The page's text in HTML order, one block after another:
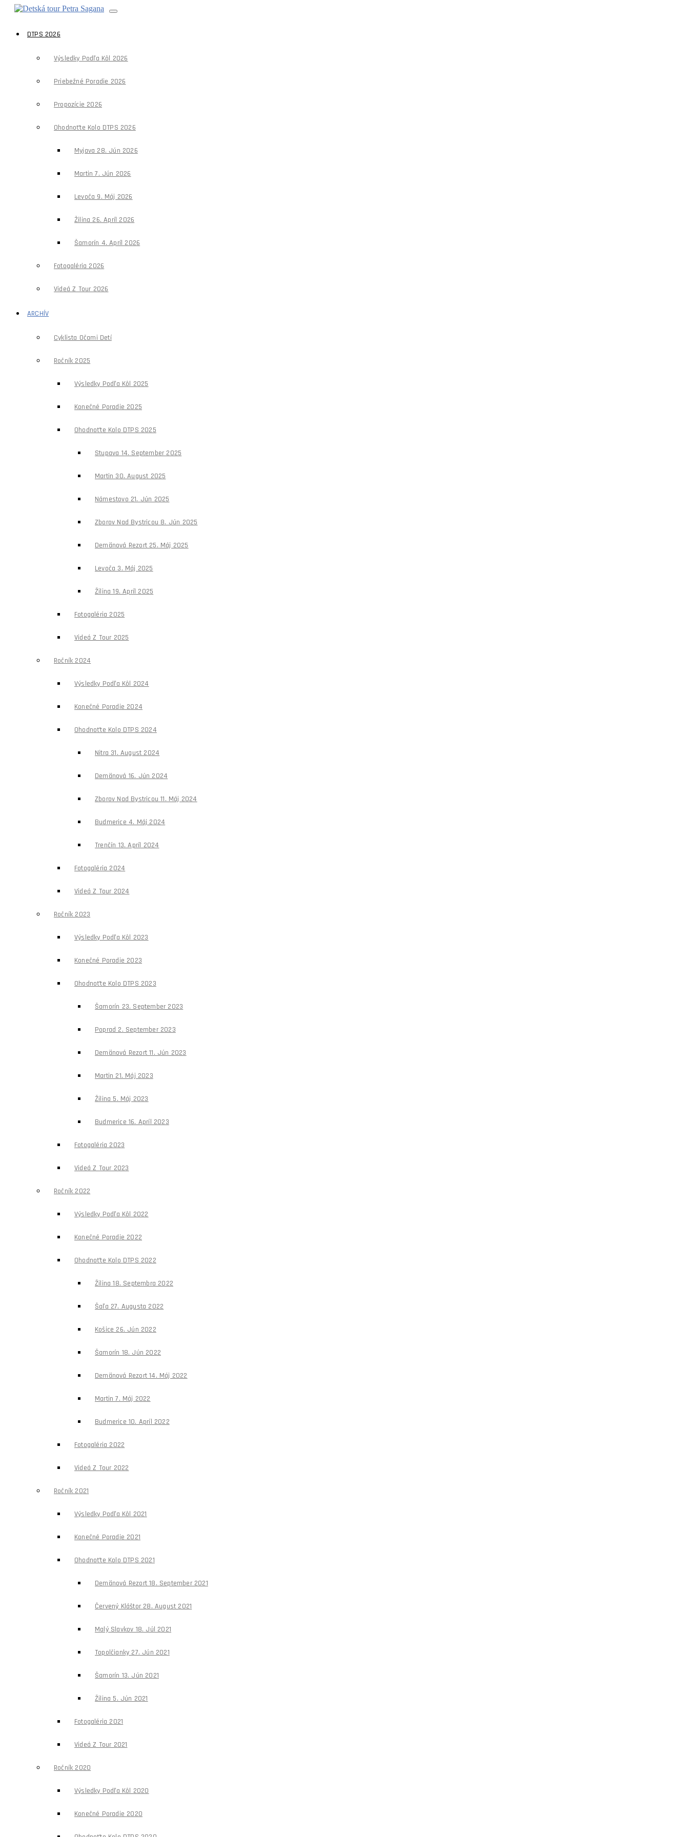
DTPS 2026
Výsledky Podľa Kôl 2026
Priebežné Poradie 2026
Propozície 2026
Ohodnoťte Kolo DTPS 2026
Myjava 28. Jún 2026
Martin 7. Jún 2026
Levoča 9. Máj 2026
Žilina 26. Apríl 2026
Šamorín 4. Apríl 2026
Fotogaléria 2026
Videá Z Tour 2026
ARCHÍV
Cyklista Očami Detí
Ročník 2025
Výsledky Podľa Kôl 2025
Konečné Poradie 2025
Ohodnoťte Kolo DTPS 2025
Stupava 14. September 2025
Martin 30. August 2025
Námestovo 21. Jún 2025
Zborov Nad Bystricou 8. Jún 2025
Demänová Rezort 25. Máj 2025
Levoča 3. Máj 2025
Žilina 19. Apríl 2025
Fotogaléria 2025
Videá Z Tour 2025
Ročník 2024
Výsledky Podľa Kôl 2024
Konečné Poradie 2024
Ohodnoťte Kolo DTPS 2024
Nitra 31. August 2024
Demänová 16. Jún 2024
Zborov Nad Bystricou 11. Máj 2024
Budmerice 4. Máj 2024
Trenčín 13. Apríl 2024
Fotogaléria 2024
Videá Z Tour 2024
Ročník 2023
Výsledky Podľa Kôl 2023
Konečné Poradie 2023
Ohodnoťte Kolo DTPS 2023
Šamorín 23. September 2023
Poprad 2. September 2023
Demänová Rezort 11. Jún 2023
Martin 21. Máj 2023
Žilina 5. Máj 2023
Budmerice 16. Apríl 2023
Fotogaléria 2023
Videá Z Tour 2023
Ročník 2022
Výsledky Podľa Kôl 2022
Konečné Poradie 2022
Ohodnoťte Kolo DTPS 2022
Žilina 18. Septembra 2022
Šaľa 27. Augusta 2022
Košice 26. Jún 2022
Šamorín 18. Jún 2022
Demänová Rezort 14. Máj 2022
Martin 7. Máj 2022
Budmerice 10. Apríl 2022
Fotogaléria 2022
Videá Z Tour 2022
Ročník 2021
Výsledky Podľa Kôl 2021
Konečné Poradie 2021
Ohodnoťte Kolo DTPS 2021
Demänová Rezort 18. September 2021
Červený Kláštor 28. August 2021
Malý Slavkov 18. Júl 2021
Topolčianky 27. Jún 2021
Šamorín 13. Jún 2021
Žilina 5. Jún 2021
Fotogaléria 2021
Videá Z Tour 2021
Ročník 2020
Výsledky Podľa Kôl 2020
Konečné Poradie 2020